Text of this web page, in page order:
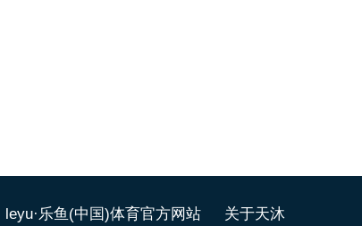
leyu·乐鱼(中国)体育官方网站 关于天沐